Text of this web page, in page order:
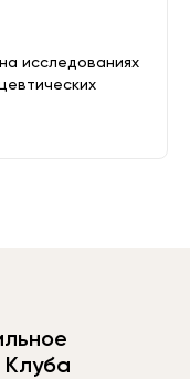
исследованиях
Клуба